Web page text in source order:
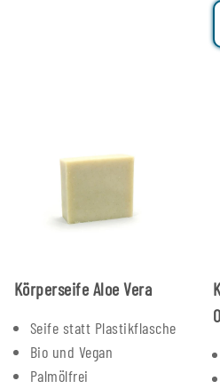
Körperseife Aloe Vera
Seife statt Plastikflasche
Bio und Vegan
Palmölfrei